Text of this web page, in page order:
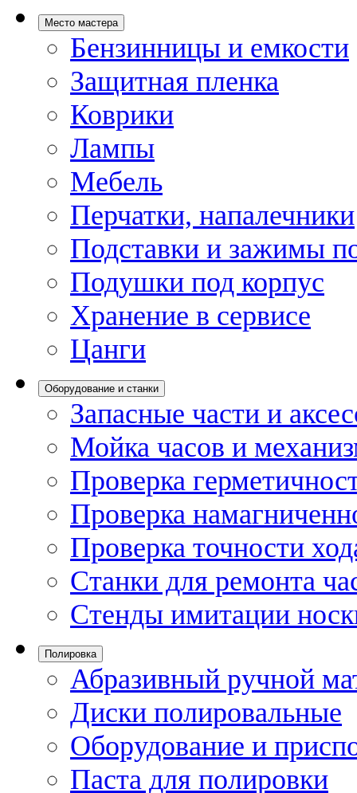
Место мастера
Бензинницы и емкости
Защитная пленка
Коврики
Лампы
Мебель
Перчатки, напалечники
Подставки и зажимы
Подушки под корпус
Хранение в сервисе
Цанги
Оборудование и станки
Запасные части и
Мойка часов и
Проверка
Проверка
Проверка точности
Станки для ремонта
Стенды имитации
Полировка
Абразивный ручной
Диски полировальные
Оборудование и
Паста для полировки